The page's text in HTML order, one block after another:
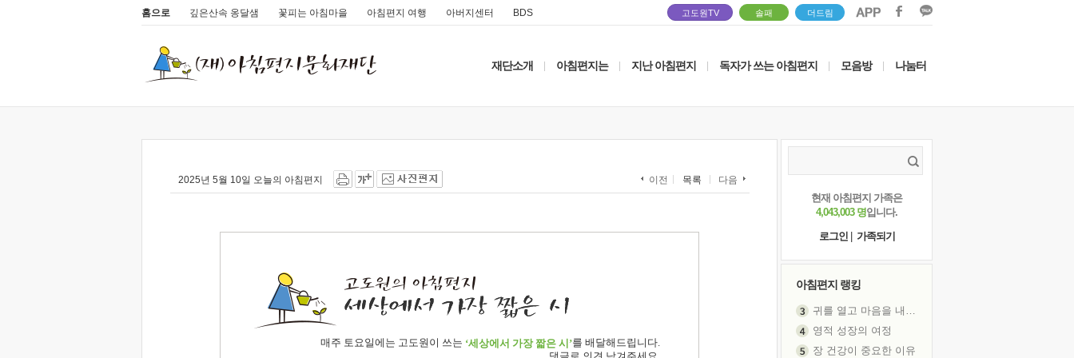
홈으로 깊은산속 옹달샘 꽃피는 아침마을 아침편지 여행 아버지센터 BDS 고도원TV 솔패 더드림
재단소개 아침편지는 지난 아침편지 독자가 쓰는 아침편지 모음방 나눔터
2025년 5월 10일 오늘의 아침편지 이전 목록 다음
매주 토요일에는 고도원이 쓰는 ‘세상에서 가장 짧은 시’를 배달해드립니다.
현재 아침편지 가족은
4,043,003 명입니다.
로그인
가족되기
아침편지 랭킹
영적 성장의 여정
장 건강이 중요한 이유
신의 음성을 듣는다